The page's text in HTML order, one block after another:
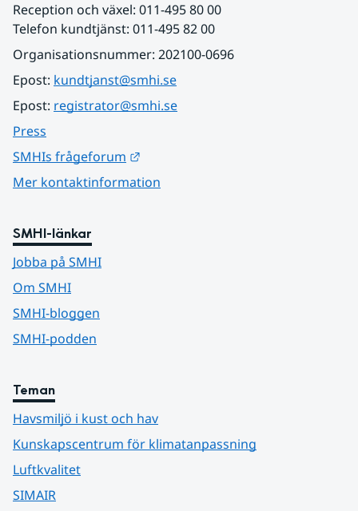
Reception och växel: 011-495 80 00
Telefon kundtjänst: 011-495 82 00
Organisationsnummer: 202100-0696
Epost: kundtjanst@smhi.se
Epost: registrator@smhi.se
Press
SMHIs frågeforum
Mer kontaktinformation
SMHI-länkar
Jobba på SMHI
Om SMHI
SMHI-bloggen
SMHI-podden
Teman
Havsmiljö i kust och hav
Kunskapscentrum för klimatanpassning
Luftkvalitet
SIMAIR